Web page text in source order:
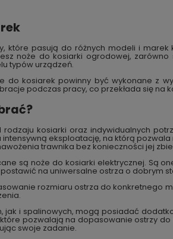
które pasują do różnych modeli i
noże do kosiarki ogrodowej,
typów urządzeń.
do kosiarek powinny być wykonane z
podczas pracy, co przekłada się na
kosiarki oraz indywidualnych
eksploatację, na którą
trawnika bez konieczności jej
są noże do kosiarki elektrycznej. Są
na uniwersalne ostrza o dobrym
rozmiaru ostrza do konkretnego
jak i spalinowych, mogą posiadać
pozwalają na dopasowanie ostrzy
swoje zadanie.